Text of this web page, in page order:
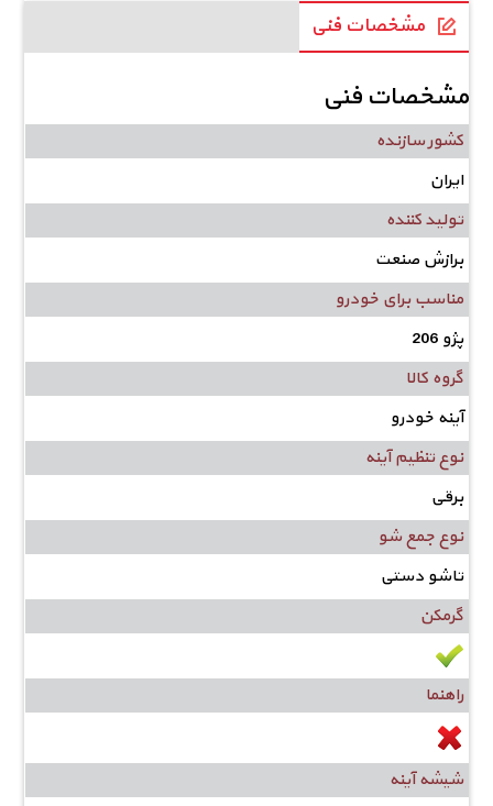
مشخصات فنی
مشخصات فنی
کشور سازنده
ایران
تولید کننده
برازش صنعت
مناسب برای خودرو
پژو 206
گروه کالا
آینه خودرو
نوع تنظیم آینه
برقی
نوع جمع شو
تاشو دستی
گرمکن
راهنما
شیشه آینه